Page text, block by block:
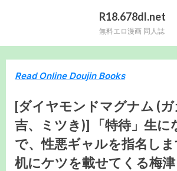
R18.678dl.net
無料エロ漫画 同人誌
Read Online Doujin Books
[ダイヤモンドマグナム (
吉、ミツき)] 「特待」生に
で、性悪ギャルを指名し
机にケツを載せてくる梅